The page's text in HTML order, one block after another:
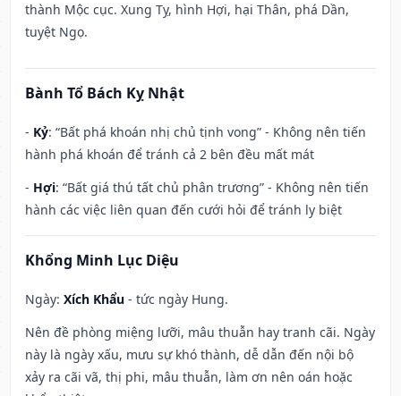
thành Mộc cục. Xung Tỵ, hình Hợi, hại Thân, phá Dần,
tuyệt Ngọ.
Bành Tổ Bách Kỵ Nhật
- Kỷ: “Bất phá khoán nhị chủ tịnh vong” - Không nên tiến
hành phá khoán để tránh cả 2 bên đều mất mát
- Hợi: “Bất giá thú tất chủ phân trương” - Không nên tiến
hành các việc liên quan đến cưới hỏi để tránh ly biệt
Khổng Minh Lục Diệu
Ngày: Xích Khẩu - tức ngày Hung.
Nên đề phòng miệng lưỡi, mâu thuẫn hay tranh cãi. Ngày
này là ngày xấu, mưu sự khó thành, dễ dẫn đến nội bộ
xảy ra cãi vã, thị phi, mâu thuẫn, làm ơn nên oán hoặc